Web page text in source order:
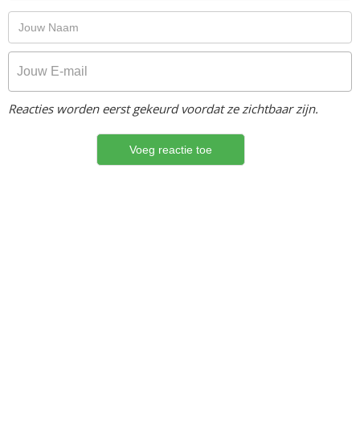
Reacties worden eerst gekeurd voordat ze zichtbaar zijn.